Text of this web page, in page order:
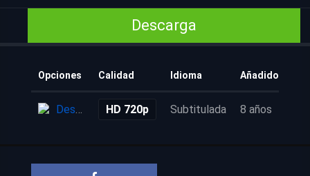
Descarga
Opciones Calidad Idioma Añadido
Descarga HD 720p Subtitulada 8 años